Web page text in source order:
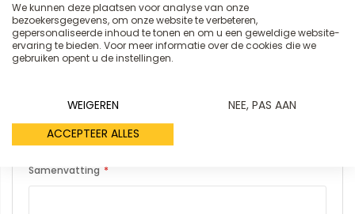
U plaatst een review over:
RVS etagewagen met 2 etages 5017,
laadvlak 1000x600 mm
Samenvatting
We kunnen deze plaatsen voor analyse van onze
bezoekersgegevens, om onze website te verbeteren,
gepersonaliseerde inhoud te tonen en om u een geweldige website-
ervaring te bieden. Voor meer informatie over de cookies die we
gebruiken opent u de instellingen.
WEIGEREN
NEE, PAS AAN
ACCEPTEER ALLES